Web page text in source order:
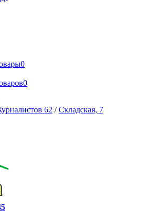
0
0
62 /Складская, 7